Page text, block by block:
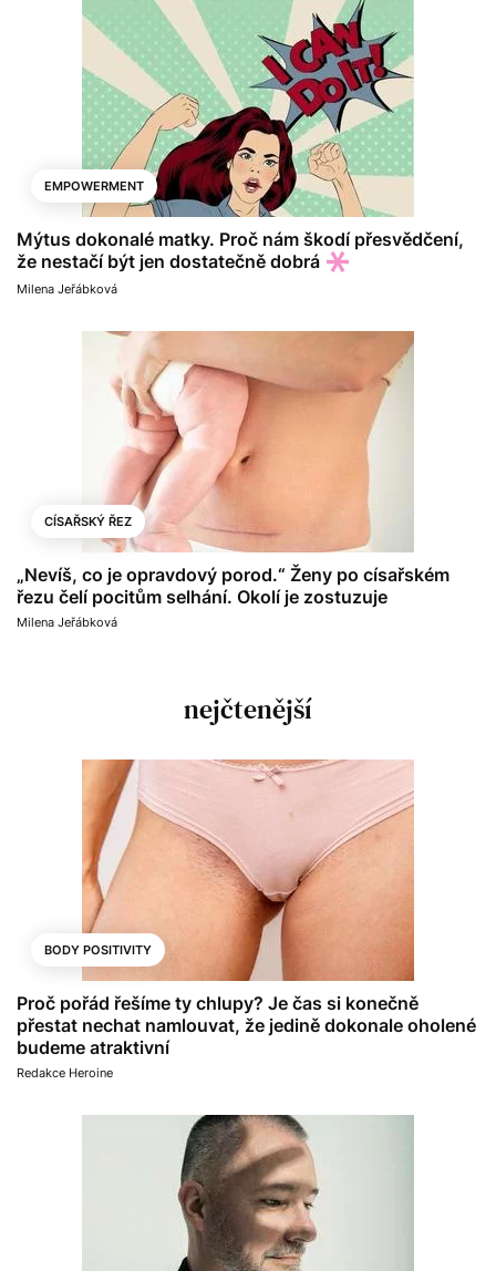
EMPOWERMENT
Mýtus dokonalé matky. Proč nám škodí přesvědčení,
že nestačí být jen dostatečně dobrá
Milena Jeřábková
CÍSAŘSKÝ ŘEZ
„Nevíš, co je opravdový porod.“ Ženy po císařském
řezu čelí pocitům selhání. Okolí je zostuzuje
Milena Jeřábková
nejčtenější
BODY POSITIVITY
Proč pořád řešíme ty chlupy? Je čas si konečně
přestat nechat namlouvat, že jedině dokonale oholené
budeme atraktivní
Redakce Heroine